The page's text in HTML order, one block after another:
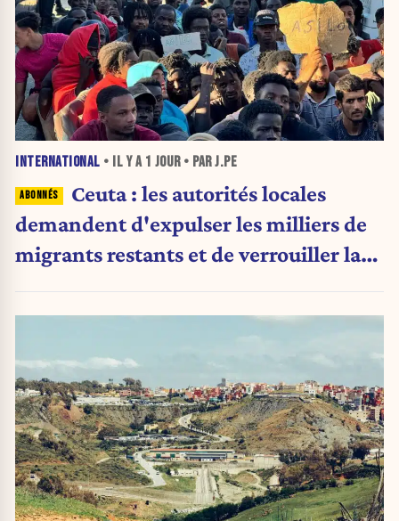
INTERNATIONAL • IL Y A 1 JOUR• PAR J.PE
Ceuta : les autorités locales
demandent d'expulser les milliers de
migrants restants et de verrouiller la